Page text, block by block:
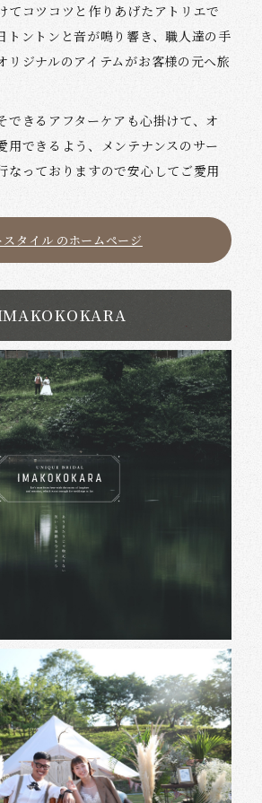
てコツコツと作りあげたアトリエで
トントンと音が鳴り響き、職人達の手
リジナルのアイテムがお客様の元へ旅
できるアフターケアも心掛けて、オ
用できるよう、メンテナンスのサー
なっておりますので安心してご愛用
スタイル のホームページ